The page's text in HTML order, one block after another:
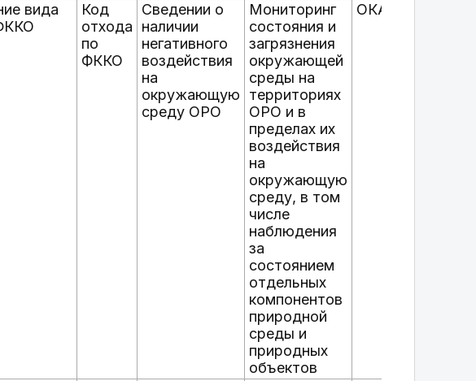
вида
Код
отхода
по
ФККО
Сведении о
наличии
негативного
воздействия
на
окружающую
среду ОРО
Мониторинг
состояния и
загрязнения
окружающей
среды на
территориях
ОРО и в
пределах их
воздействия
на
окружающую
среду, в том
числе
наблюдения
за
состоянием
отдельных
компонентов
природной
среды и
природных
объектов
ОКАТО